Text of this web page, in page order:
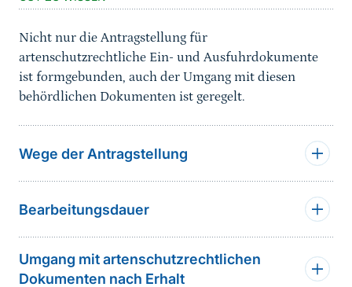
Nicht nur die Antragstellung für
artenschutzrechtliche Ein- und Ausfuhrdokumente
ist formgebunden, auch der Umgang mit diesen
behördlichen Dokumenten ist geregelt.
Wege der Antragstellung
Bearbeitungsdauer
Umgang mit artenschutzrechtlichen
Dokumenten nach Erhalt